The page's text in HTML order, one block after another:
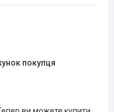
покупця